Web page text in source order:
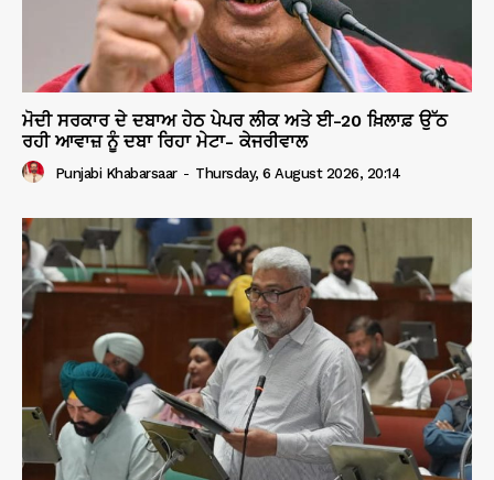
ਮੋਦੀ ਸਰਕਾਰ ਦੇ ਦਬਾਅ ਹੇਠ ਪੇਪਰ ਲੀਕ ਅਤੇ ਈ-20 ਖ਼ਿਲਾਫ਼ ਉੱਠ
ਰਹੀ ਆਵਾਜ਼ ਨੂੰ ਦਬਾ ਰਿਹਾ ਮੇਟਾ- ਕੇਜਰੀਵਾਲ
Punjabi Khabarsaar - Thursday, 6 August 2026, 20:14